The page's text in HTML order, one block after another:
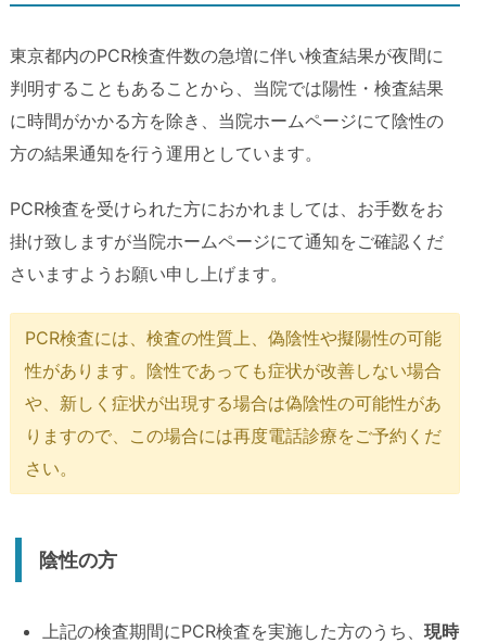
東京都内のPCR検査件数の急増に伴い検査結果が夜間に
判明することもあることから、当院では陽性・検査結果
に時間がかかる方を除き、当院ホームページにて陰性の
方の結果通知を行う運用としています。
PCR検査を受けられた方におかれましては、お手数をお
掛け致しますが当院ホームページにて通知をご確認くだ
さいますようお願い申し上げます。
PCR検査には、検査の性質上、偽陰性や擬陽性の可能
性があります。陰性であっても症状が改善しない場合
や、新しく症状が出現する場合は偽陰性の可能性があ
りますので、この場合には再度電話診療をご予約くだ
さい。
陰性の方
上記の検査期間にPCR検査を実施した方のうち、 現時